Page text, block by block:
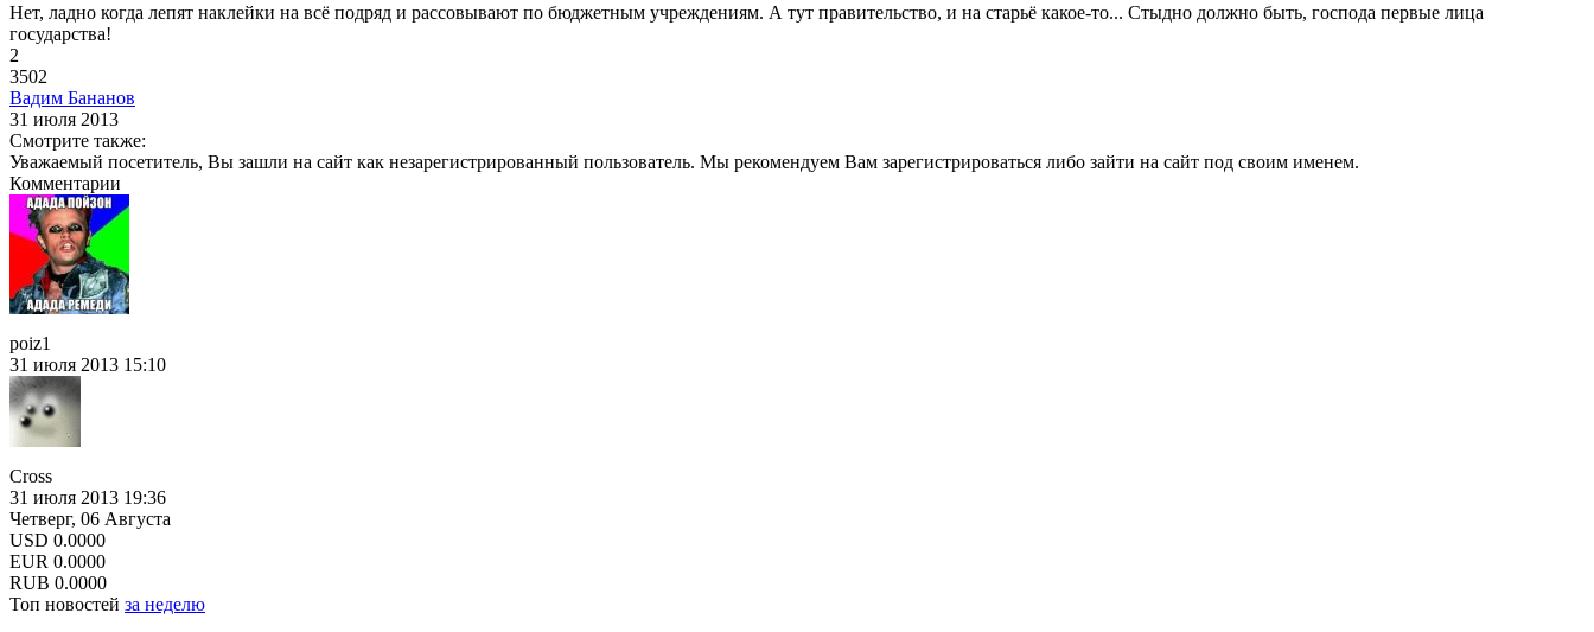
Нет, ладно когда лепят наклейки на всё подряд и рассовывают по бюджетным учреждениям. А тут правительство, и на старьё какое-то... Стыдно должно быть, господа первые лица
государства!
2
3502
Вадим Бананов
31 июля 2013
Смотрите также:
Уважаемый посетитель, Вы зашли на сайт как незарегистрированный пользователь. Мы рекомендуем Вам зарегистрироваться либо зайти на сайт под своим именем.
Комментарии
poiz1
31 июля 2013 15:10
Cross
31 июля 2013 19:36
Четверг, 06 Августа
USD 0.0000
EUR 0.0000
RUB 0.0000
Топ новостей за неделю